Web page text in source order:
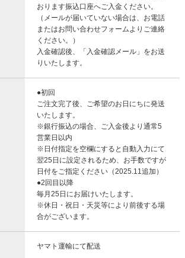
おります振込口座へご入金ください。
（メールが届いていない場合は、お電話
またはお問い合わせフォームよりご連絡
ください。）
入金確認後、「入金確認メール」をお送
りいたします。
●初回
ご注文完了後、ご希望のお日にちに発送
いたします。
※銀行振込の場合、ご入金後より通常5
営業日以内
※日付指定を空欄にすると自動入力にて
翌25日に設定されるため、お手数ですが
日付をご指定ください（2025.11追加）
●2回目以降
毎月25日にお届けいたします。
※休日・祝日・天災等により前後する場
合がございます。
ヤマト運輸にて配送